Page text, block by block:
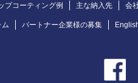
プコーティング例 主な納入先 会
パートナー企業様の募集